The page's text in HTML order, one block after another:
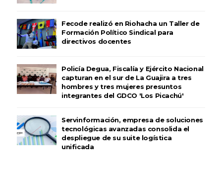
Fecode realizó en Riohacha un Taller de
Formación Político Sindical para
directivos docentes
Policía Degua, Fiscalía y Ejército Nacional
capturan en el sur de La Guajira a tres
hombres y tres mujeres presuntos
integrantes del GDCO 'Los Picachú'
Servinformación, empresa de soluciones
tecnológicas avanzadas consolida el
despliegue de su suite logística
unificada